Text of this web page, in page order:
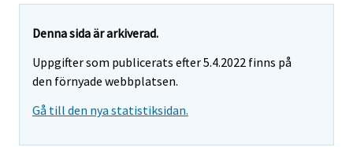
Denna sida är arkiverad.
Uppgifter som publicerats efter 5.4.2022 finns på
den förnyade webbplatsen.
Gå till den nya statistiksidan.